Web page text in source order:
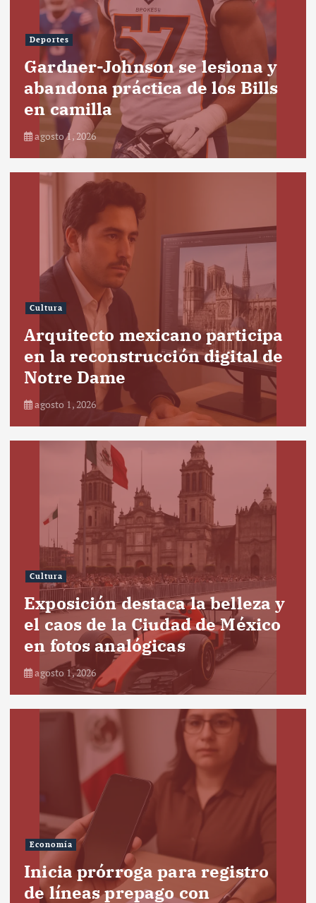
Deportes
Gardner-Johnson se lesiona y
abandona práctica de los Bills
en camilla
agosto 1, 2026
Cultura
Arquitecto mexicano participa
en la reconstrucción digital de
Notre Dame
agosto 1, 2026
Cultura
Exposición destaca la belleza y
el caos de la Ciudad de México
en fotos analógicas
agosto 1, 2026
Economía
Inicia prórroga para registro
de líneas prepago con